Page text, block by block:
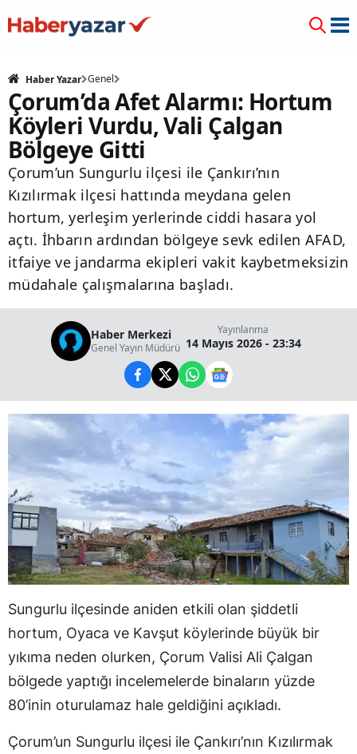
Haber Yazar Genel
Çorum’da Afet Alarmı: Hortum
Köyleri Vurdu, Vali Çalgan
Bölgeye Gitti
Çorum’un Sungurlu ilçesi ile Çankırı’nın
Kızılırmak ilçesi hattında meydana gelen
hortum, yerleşim yerlerinde ciddi hasara yol
açtı. İhbarın ardından bölgeye sevk edilen AFAD,
itfaiye ve jandarma ekipleri vakit kaybetmeksizin
müdahale çalışmalarına başladı.
Haber Merkezi
Genel Yayın Müdürü
Yayınlanma
14 Mayıs 2026 - 23:34
Sungurlu ilçesinde aniden etkili olan şiddetli
hortum, Oyaca ve Kavşut köylerinde büyük bir
yıkıma neden olurken, Çorum Valisi Ali Çalgan
bölgede yaptığı incelemelerde binaların yüzde
80’inin oturulamaz hale geldiğini açıkladı.
Çorum’un Sungurlu ilçesi ile Çankırı’nın Kızılırmak